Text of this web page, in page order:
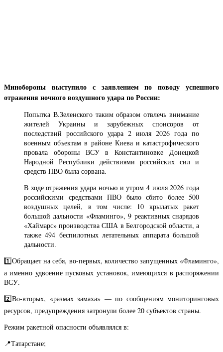
Минобороны выступило с заявлением по поводу успешного
отражения ночного воздушного удара по России:
Попытка В.Зеленского таким образом отвлечь внимание
жителей Украины и зарубежных спонсоров от
последствий российского удара 2 июля 2026 года по
военным объектам в районе Киева и катастрофического
провала обороны ВСУ в Константиновке Донецкой
Народной Республики действиями российских сил и
средств ПВО была сорвана.
В ходе отражения удара ночью и утром 4 июля 2026 года
российскими средствами ПВО было сбито более 500
воздушных целей, в том числе: 10 крылатых ракет
большой дальности «Фламинго», 9 реактивных снарядов
«Хаймарс» производства США в Белгородской области, а
также 494 беспилотных летательных аппарата большой
дальности.
1️⃣Обращает на себя, во-первых, количество запущенных «Фламинго»,
а именно удвоение пусковых установок, имеющихся в распоряжении
ВСУ.
2️⃣Во-вторых, «размах замаха» — по сообщениям мониторинговых
ресурсов, предупреждения затронули более 20 субъектов страны.
Режим ракетной опасности объявлялся в:
📍Татарстане;